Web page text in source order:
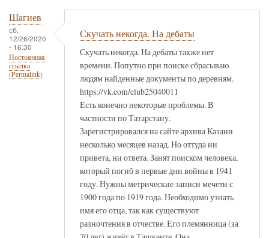
Шагиев
сб,
12/26/2020
- 16:30
Постоянная
ссылка
(Permalink)
Скучать некогда. На дебаты
Скучать некогда. На дебаты также нет
времени. Попутно при поиске сбрасываю
людям найденные документы по деревням.
https://vk.com/club25040011
Есть конечно некоторые проблемы. В
частности по Татарстану.
Зарегистрировался на сайте архива Казани
несколько месяцев назад. Но оттуда ни
привета, ни ответа. Занят поиском человека,
который погиб в первые дни войны в 1941
году. Нужны метрические записи мечети с
1900 года по 1919 года. Необходимо узнать
имя его отца, так как существуют
разночтения в отчестве. Его племянница (за